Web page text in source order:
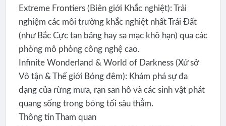
​Extreme Frontiers (Biên giới Khắc nghiệt): Trải
nghiệm các môi trường khắc nghiệt nhất Trái Đất
(như Bắc Cực tan băng hay sa mạc khô hạn) qua các
phòng mô phỏng công nghệ cao.
​Infinite Wonderland & World of Darkness (Xứ sở
Vô tận & Thế giới Bóng đêm): Khám phá sự đa
dạng của rừng mưa, rạn san hô và các sinh vật phát
quang sống trong bóng tối sâu thẳm.
​Thông tin Tham quan